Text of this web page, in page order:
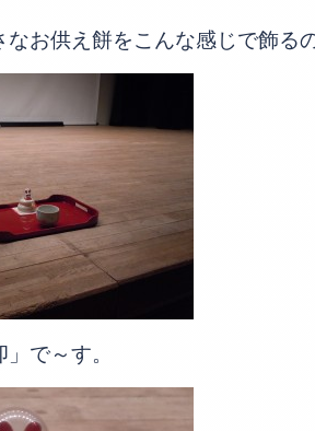
なお供え餅をこんな感じで飾る
で～す。